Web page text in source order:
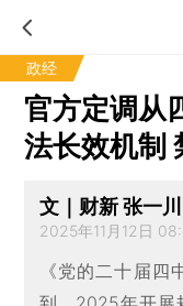
政经
官方定调从
法长效机制
文｜财新 张一川
2025年11月12日
《党的二十届